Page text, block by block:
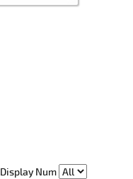
Display Num